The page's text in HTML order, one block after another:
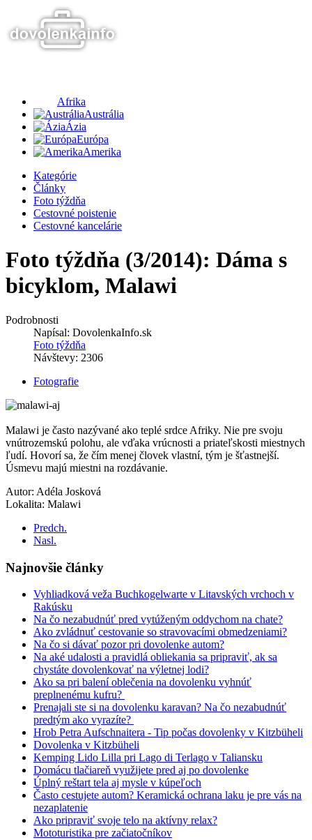
Afrika
Austrália
Ázia
Európa
Amerika
Kategórie
Články
Foto týždňa
Cestovné poistenie
Cestovné kancelárie
Foto týždňa (3/2014): Dáma s
bicyklom, Malawi
Podrobnosti
Napísal: DovolenkaInfo.sk
Foto týždňa
Návštevy: 2306
Fotografie
Malawi je často nazývané ako teplé srdce Afriky. Nie pre svoju
vnútrozemskú polohu, ale vďaka vrúcnosti a priateľskosti miestnych
ľudí. Hovorí sa, že čím menej človek vlastní, tým je šťastnejší.
Úsmevu majú miestni na rozdávanie.
Autor: Adéla Josková
Lokalita: Malawi
Predch.
Nasl.
Najnovšie články
Vyhliadková veža Buchkogelwarte v Litavských vrchoch v
Rakúsku
Na čo nezabudnúť pred vytúženým oddychom na chate?
Ako zvládnuť cestovanie so stravovacími obmedzeniami?
Na čo si dávať pozor pri dovolenke autom?
Na aké udalosti a pravidlá obliekania sa pripraviť, ak sa
chystáte dovolenkovať na výletnej lodi?
Ako sa pri balení oblečenia na dovolenku vyhnúť
preplnenému kufru?
Prenajali ste si na dovolenku karavan? Na čo nezabudnúť
predtým ako vyrazíte?
Hrob Petra Aufschnaitera - Tip počas dovolenky v Kitzbüheli
Dovolenka v Kitzbüheli
Kemping Lido Lilla pri Lago di Terlago v Taliansku
Domácu tlačiareň využijete pred aj po dovolenke
Úplný reštart tela aj mysle v kúpeľoch
Často cestujete autom? Keramická ochrana laku je pre vás na
nezaplatenie
Ako pripraviť svoje telo na aktívny relax?
Mototuristika pre začiatočníkov